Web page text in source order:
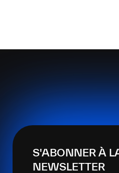
S'ABONNER À
NEWSLETTER